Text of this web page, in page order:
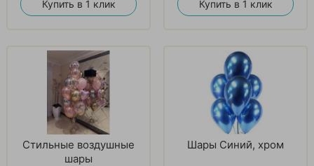
Купить в 1 клик Купить в 1 клик
Стильные воздушные
шары
Шары Синий, хром